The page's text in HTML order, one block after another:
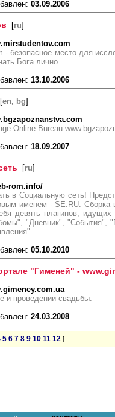
03.09.2006
[ru]
- безопасное место для
Бога лично.
13.10.2006
[en, bg]
Online Bureau
18.09.2007
[ru]
rom.info/
в Социальную сеть!
именем - SE.RU. Сборка
девять плагинов,
"Дневник", "События",
05.10.2010
"Гименей" -
и проведении свадьбы.
24.03.2008
5 6 7 8 9 10 11 12 ]